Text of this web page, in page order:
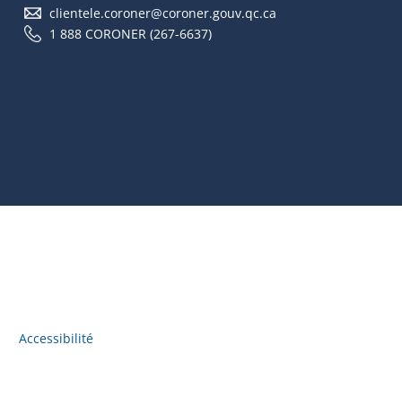
clientele.coroner@coroner.gouv.qc.ca
1 888 CORONER (267-6637)
Accessibilité